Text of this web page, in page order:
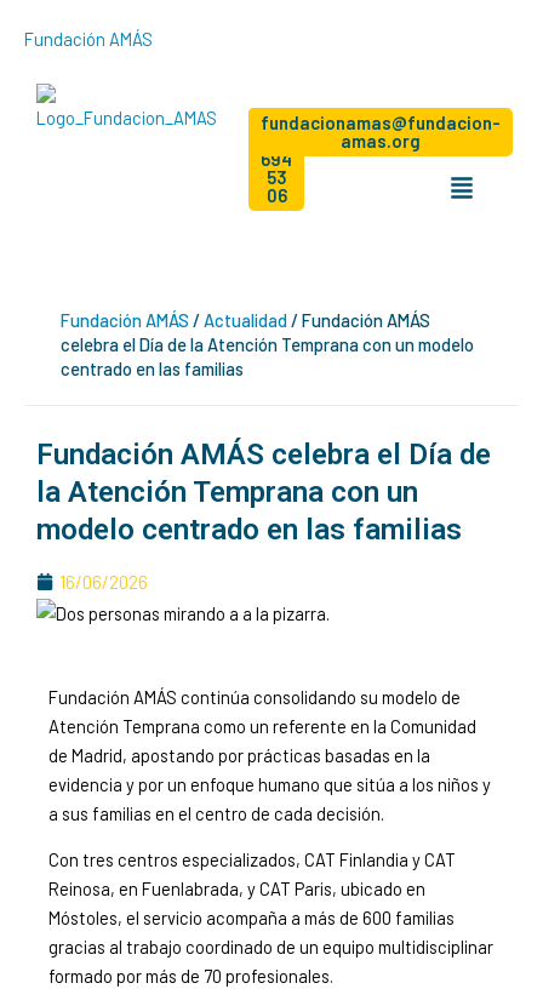
al
Fundación AMÁS
Dona
+34
694
53
06
Hazte
fundacionamas@fundacion-
amas.org
Menú
Fundación AMÁS / Actualidad /Fundación AMÁS
celebra el Día de la Atención Temprana con un modelo
centrado en las familias
Fundación AMÁS celebra el Día de
la Atención Temprana con un
modelo centrado en las familias
16/06/2026
Fundación AMÁS continúa consolidando su modelo de
Atención Temprana como un referente en la Comunidad
de Madrid, apostando por prácticas basadas en la
evidencia y por un enfoque humano que sitúa a los niños y
a sus familias en el centro de cada decisión.
Con tres centros especializados, CAT Finlandia y CAT
Reinosa, en Fuenlabrada, y CAT Paris, ubicado en
Móstoles, el servicio acompaña a más de 600 familias
gracias al trabajo coordinado de un equipo multidisciplinar
formado por más de 70 profesionales.